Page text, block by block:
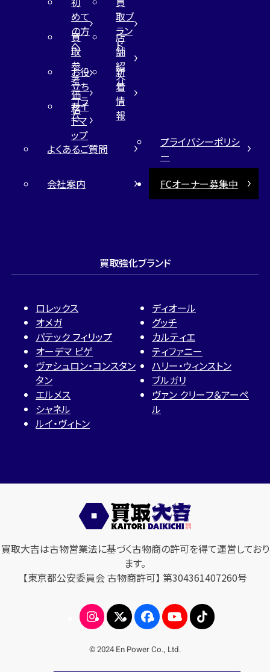
めて
の方
へ
取ブ
ラン
ド
買
取
参
考
価
格
店
舗
紹
介
お役
立ち
コラ
ム
新
着
情
報
サイ
トマ
ップ
よくあるご質問
プライバシーポリシ
ー
会社案内
FCオーナー募集中
買取強化ブランド
ロレックス
オメガ
パテック フィリップ
オーデマ ピゲ
ヴァシュロン・コンスタン
タン
エルメス
シャネル
ルイ・ヴィトン
ディオール
グッチ
カルティエ
ティファニー
ハリー・ウィンストン
ブルガリ
ヴァン クリーフ＆アーペ
ル
買取大吉は古物営業法に基づく古物商の許可を得て運営しており
ます。
【東京都公安委員会 古物商許可】 第304361407260号
© 2024 En Power Co., Ltd.